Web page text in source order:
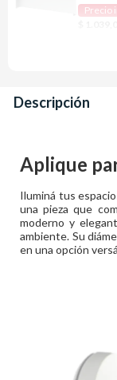
Precio
Descripción
Aplique
Iluminá tus
una pieza que
moderno y
ambiente. Su
en una opción